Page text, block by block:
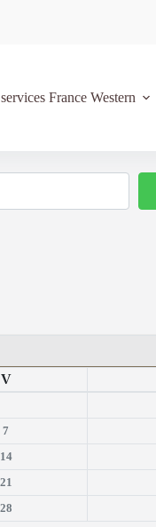
France Western
V
7
14
21
28